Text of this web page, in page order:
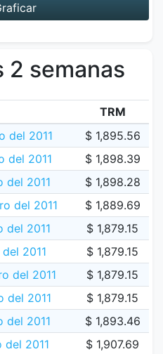
2 semanas
TRM
del 2011
$ 1,895.56
del 2011
$ 1,898.39
del 2011
$ 1,898.28
del 2011
$ 1,889.69
del 2011
$ 1,879.15
2011
$ 1,879.15
del 2011
$ 1,879.15
del 2011
$ 1,879.15
del 2011
$ 1,893.46
del 2011
$ 1,907.69